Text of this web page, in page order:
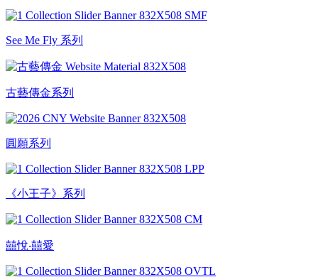
See Me Fly 系列
古藝傳金系列
圓願系列
《小王子》系列
囍悅‧囍愛